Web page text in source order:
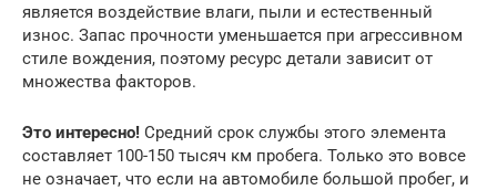
является воздействие влаги, пыли и естественный
износ. Запас прочности уменьшается при агрессивном
стиле вождения, поэтому ресурс детали зависит от
множества факторов.
Это интересно! Средний срок службы этого элемента
составляет 100-150 тысяч км пробега. Только это вовсе
не означает, что если на автомобиле большой пробег, и